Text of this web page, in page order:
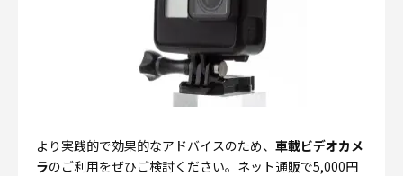
より実践的で効果的なアドバイスのため、 車載ビデオカメ
ラのご利用をぜひご検討ください。ネット通販で5,000円